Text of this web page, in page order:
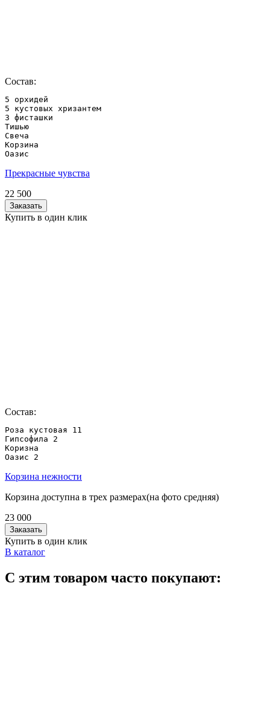
Состав:
5 орхидей
5 кустовых хризантем
3 фисташки
Тишью
Свеча
Корзина
Оазис
Прекрасные чувства
22 500
Заказать
Купить в один клик
Состав:
Роза кустовая 11
Гипсофила 2
Коризна
Оазис 2
Корзина нежности
Корзина доступна в трех размерах(на фото средняя)
23 000
Заказать
Купить в один клик
В каталог
С этим товаром часто покупают: